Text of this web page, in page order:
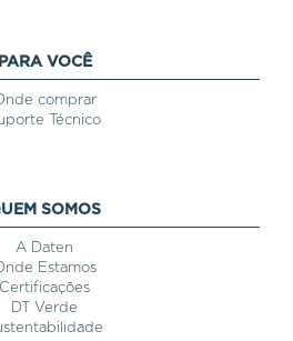
PARA VOCÊ
comprar
Técnico
SOMOS
A Daten
Estamos
Certificações
DT Verde